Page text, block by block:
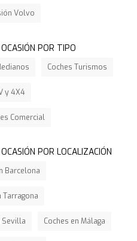
Volvo
POR TIPO
Coches Turismos
y 4X4
Comercial
POR LOCALIZACIÓN
Barcelona
Tarragona
Sevilla Coches en Málaga